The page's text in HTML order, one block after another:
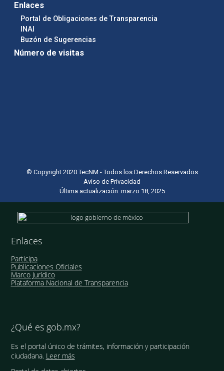
Enlaces
Portal de Obligaciones de Transparencia
INAI
Buzón de Sugerencias
Número de visitas
© Copyright 2020 TecNM - Todos los Derechos Reservados
Aviso de Privacidad
Última actualización: marzo 18, 2025
Enlaces
Participa
Publicaciones Oficiales
Marco Jurídico
Plataforma Nacional de Transparencia
¿Qué es gob.mx?
Es el portal único de trámites, información y participación
ciudadana. Leer más